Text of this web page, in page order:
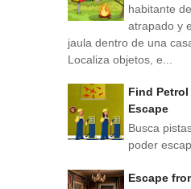
habitante
atrapado y
jaula dentro de una
Localiza objetos, e...
Find Petrol
Escape
Busca
poder
Escape